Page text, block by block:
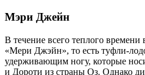
Мэри Джейн
В течение всего теплого времени
«Мери Джэйн», то есть туфли-
удерживающим ногу, которые
и Дороти из страны Оз. Однако